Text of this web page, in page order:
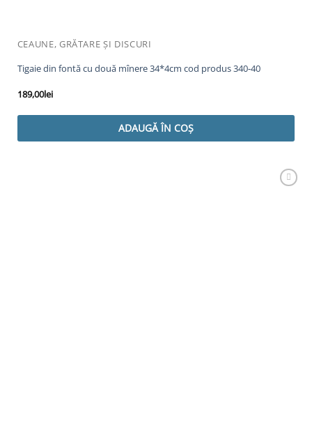
CEAUNE, GRĂTARE ȘI DISCURI
Tigaie din fontă cu două mînere 34*4cm cod produs 340-40
189,00lei
ADAUGĂ ÎN COȘ